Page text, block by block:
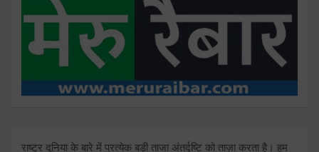
राष्ट्र दुनिया के बारे में प्रत्येक बड़ी ताजा अंतर्दृष्टि को ताज़ा करता है। हम